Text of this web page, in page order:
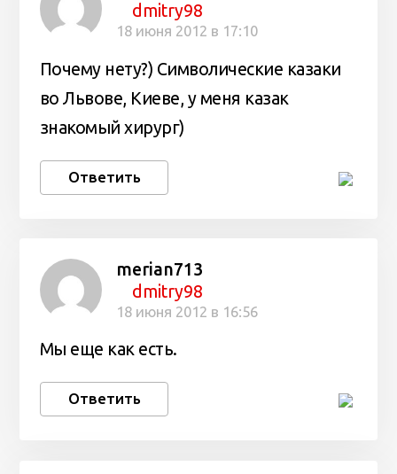
dmitry98
18 июня 2012 в 17:10
Почему нету?) Символические казаки
во Львове, Киеве, у меня казак
знакомый хирург)
Ответить
merian713
dmitry98
18 июня 2012 в 16:56
Мы еще как есть.
Ответить